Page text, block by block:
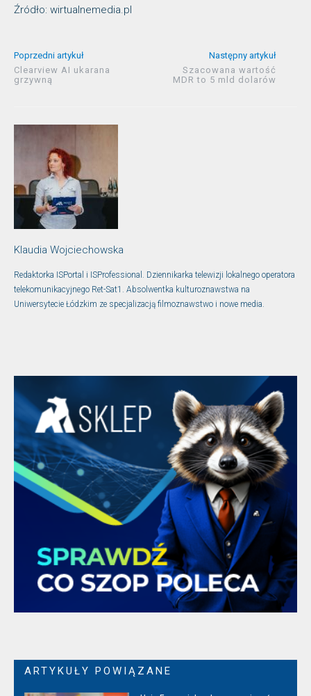
Źródło: wirtualnemedia.pl
Poprzedni artykuł
Clearview AI ukarana
grzywną
Następny artykuł
Szacowana wartość
MDR to 5 mld dolarów
Klaudia Wojciechowska
Redaktorka ISPortal i ISProfessional. Dziennikarka telewizji lokalnego operatora
telekomunikacyjnego Ret-Sat1. Absolwentka kulturoznawstwa na
Uniwersytecie Łódzkim ze specjalizacją filmoznawstwo i nowe media.
ARTYKUŁY POWIĄZANE